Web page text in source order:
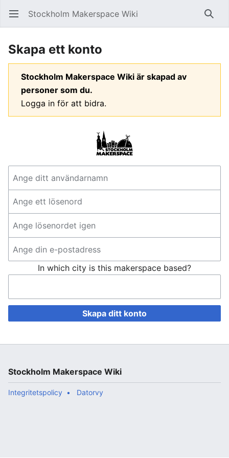
Öppna huvudmenyn Stockholm Makerspace Wiki Sök
Skapa ett konto
Stockholm Makerspace Wiki är skapad av
personer som du.
Logga in för att bidra.
In which city is this makerspace based?
Skapa ditt konto
Stockholm Makerspace Wiki
Integritetspolicy Datorvy